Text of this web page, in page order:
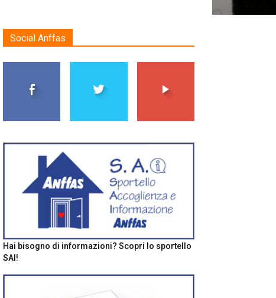
Social Anffas
Hai bisogno di informazioni? Scopri lo sportello
SAI!